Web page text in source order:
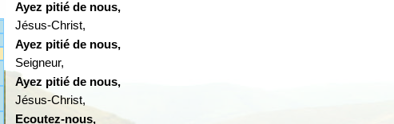
Ayez pitié de nous,
Jésus-Christ,
Ayez pitié de nous,
Seigneur,
Ayez pitié de nous,
Jésus-Christ,
Ecoutez-nous,